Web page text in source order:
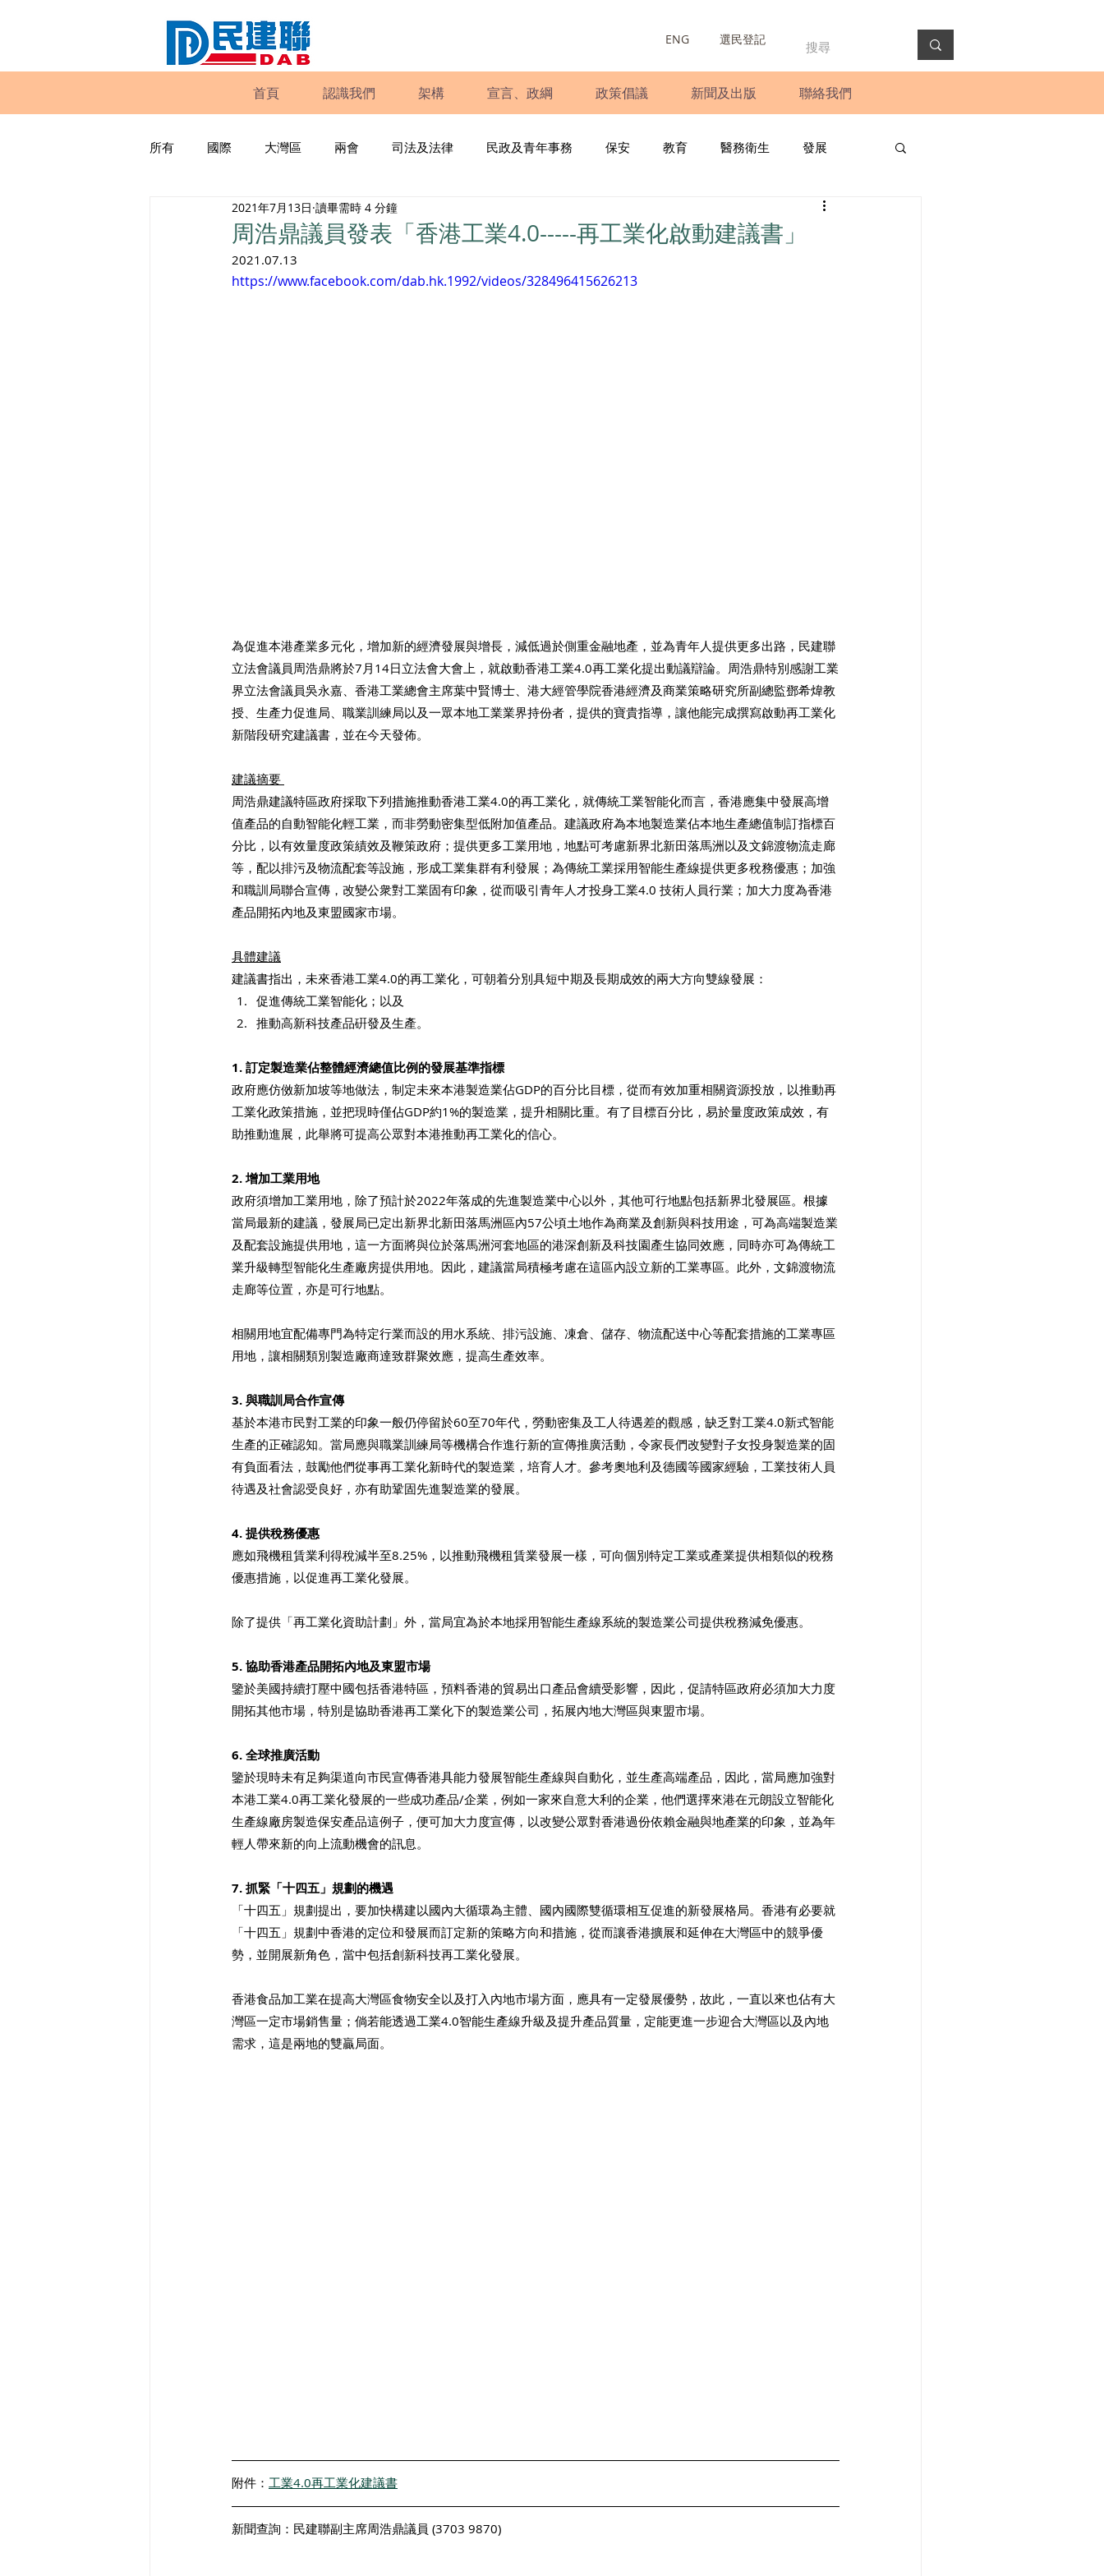
ENG 選民登記
首頁 認識我們 架構 宣言、政綱 政策倡議 新聞及出版 聯絡我們
所有 國際 大灣區 兩會 司法及法律 民政及青年事務 保安 教育 醫務衛生 發展
工商專業 家庭 圓桌會議
民建聯報告及建議書 調查 新冠肺炎 選舉 義工
周浩鼎議員發表「香港工業4.0-----再工業化啟動建議書」
2021年7月13日 讀畢需時 4 分鐘
2021.07.13
https://www.facebook.com/dab.hk.1992/videos/328496415626213
為促進本港產業多元化，增加新的經濟發展與增長，減低過於側重金融地產，並為青年人提供更多出路，民建聯
立法會議員周浩鼎將於7月14日立法會大會上，就啟動香港工業4.0再工業化提出動議辯論。周浩鼎特別感謝工業
界立法會議員吳永嘉、香港工業總會主席葉中賢博士、港大經管學院香港經濟及商業策略研究所副總監鄧希煒教
授、生產力促進局、職業訓練局以及一眾本地工業業界持份者，提供的寶貴指導，讓他能完成撰寫啟動再工業化
新階段研究建議書，並在今天發佈。
建議摘要
周浩鼎建議特區政府採取下列措施推動香港工業4.0的再工業化，就傳統工業智能化而言，香港應集中發展高增
值產品的自動智能化輕工業，而非勞動密集型低附加值產品。建議政府為本地製造業佔本地生產總值制訂指標百
分比，以有效量度政策績效及鞭策政府；提供更多工業用地，地點可考慮新界北新田落馬洲以及文錦渡物流走廊
等，配以排污及物流配套等設施，形成工業集群有利發展；為傳統工業採用智能生產線提供更多稅務優惠；加強
和職訓局聯合宣傳，改變公衆對工業固有印象，從而吸引青年人才投身工業4.0 技術人員行業；加大力度為香港
產品開拓內地及東盟國家市場。
具體建議
建議書指出，未來香港工業4.0的再工業化，可朝着分別具短中期及長期成效的兩大方向雙線發展：
促進傳統工業智能化；以及
推動高新科技產品硏發及生產。
1. 訂定製造業佔整體經濟總值比例的發展基準指標
政府應仿傚新加坡等地做法，制定未來本港製造業佔GDP的百分比目標，從而有效加重相關資源投放，以推動再
工業化政策措施，並把現時僅佔GDP約1%的製造業，提升相關比重。有了目標百分比，易於量度政策成效，有
助推動進展，此舉將可提高公眾對本港推動再工業化的信心。
2. 增加工業用地
政府須增加工業用地，除了預計於2022年落成的先進製造業中心以外，其他可行地點包括新界北發展區。根據
當局最新的建議，發展局已定出新界北新田落馬洲區內57公頃土地作為商業及創新與科技用途，可為高端製造業
及配套設施提供用地，這一方面將與位於落馬洲河套地區的港深創新及科技園產生協同效應，同時亦可為傳統工
業升級轉型智能化生產廠房提供用地。因此，建議當局積極考慮在這區內設立新的工業專區。此外，文錦渡物流
走廊等位置，亦是可行地點。
相關用地宜配備專門為特定行業而設的用水系統、排污設施、凍倉、儲存、物流配送中心等配套措施的工業專區
用地，讓相關類別製造廠商達致群聚效應，提高生產效率。
3. 與職訓局合作宣傳
基於本港市民對工業的印象一般仍停留於60至70年代，勞動密集及工人待遇差的觀感，缺乏對工業4.0新式智能
生產的正確認知。當局應與職業訓練局等機構合作進行新的宣傳推廣活動，令家長們改變對子女投身製造業的固
有負面看法，鼓勵他們從事再工業化新時代的製造業，培育人才。參考奧地利及德國等國家經驗，工業技術人員
待遇及社會認受良好，亦有助鞏固先進製造業的發展。
4. 提供稅務優惠
應如飛機租賃業利得稅減半至8.25%，以推動飛機租賃業發展一樣，可向個別特定工業或產業提供相類似的稅務
優惠措施，以促進再工業化發展。
除了提供「再工業化資助計劃」外，當局宜為於本地採用智能生產線系統的製造業公司提供稅務減免優惠。
5. 協助香港產品開拓內地及東盟市場
鑒於美國持續打壓中國包括香港特區，預料香港的貿易出口產品會續受影響，因此，促請特區政府必須加大力度
開拓其他市場，特別是協助香港再工業化下的製造業公司，拓展內地大灣區與東盟市場。
6. 全球推廣活動
鑒於現時未有足夠渠道向市民宣傳香港具能力發展智能生產線與自動化，並生產高端產品，因此，當局應加強對
本港工業4.0再工業化發展的一些成功產品/企業，例如一家來自意大利的企業，他們選擇來港在元朗設立智能化
生產線廠房製造保安產品這例子，便可加大力度宣傳，以改變公眾對香港過份依賴金融與地產業的印象，並為年
輕人帶來新的向上流動機會的訊息。
7. 抓緊「十四五」規劃的機遇
「十四五」規劃提出，要加快構建以國內大循環為主體、國內國際雙循環相互促進的新發展格局。香港有必要就
「十四五」規劃中香港的定位和發展而訂定新的策略方向和措施，從而讓香港擴展和延伸在大灣區中的競爭優
勢，並開展新角色，當中包括創新科技再工業化發展。
香港食品加工業在提高大灣區食物安全以及打入內地市場方面，應具有一定發展優勢，故此，一直以來也佔有大
灣區一定市場銷售量；倘若能透過工業4.0智能生產線升級及提升產品質量，定能更進一步迎合大灣區以及內地
需求，這是兩地的雙贏局面。
附件： 工業4.0再工業化建議書
新聞查詢：民建聯副主席周浩鼎議員 (3703 9870)